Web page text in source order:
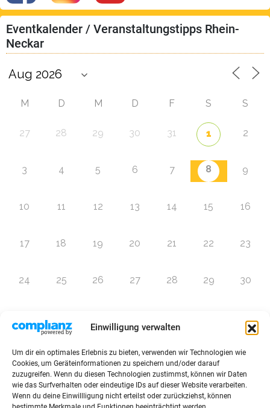
Einwilligung verwalten
Um dir ein optimales Erlebnis zu bieten, verwenden wir Technologien wie
Cookies, um Geräteinformationen zu speichern und/oder darauf
zuzugreifen. Wenn du diesen Technologien zustimmst, können wir Daten
wie das Surfverhalten oder eindeutige IDs auf dieser Website verarbeiten.
Wenn du deine Einwillligung nicht erteilst oder zurückziehst, können
Eventkalender / Veranstaltungstipps Rhein-
Neckar
M D M D F S S
27 28 29 30 31 1 2
3 4 5 6 7 8 9
10 11 12 13 14 15 16
17 18 19 20 21 22 23
24 25 26 27 28 29 30
Zur Eventübersicht